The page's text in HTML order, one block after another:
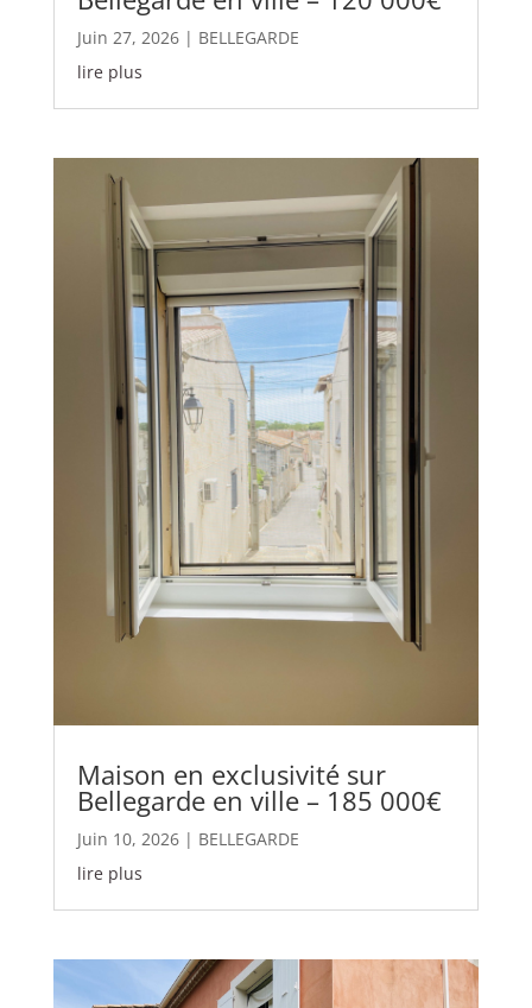
Juin 27, 2026| BELLEGARDE
lire plus
Maison en exclusivité sur
Bellegarde en ville – 185 000€
Juin 10, 2026| BELLEGARDE
lire plus